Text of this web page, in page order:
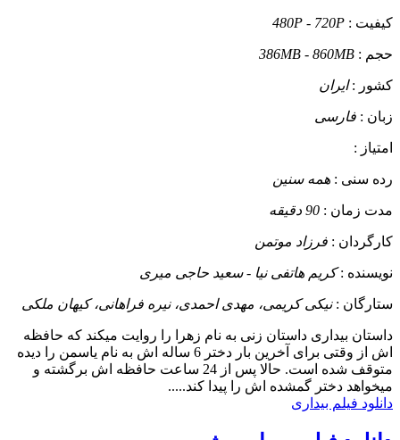
کیفیت : 480P - 720P
حجم : 386MB - 860MB
کشور :ایران
زبان : فارسی
امتیاز :
رده سنی : همه سنین
مدت زمان : 90 دقیقه
کارگردان : فرزاد موتمن
نویسنده :کریم هاتفی نیا - سعید حاجی میری
ستارگان :نیکی کریمی، مهدی احمدی، نیره فراهانی، کیهان ملکی
داستان بیداری داستان زنی به نام زهرا را روایت میکند که حافظه
اش از وقتی برای آخرین بار دختر 6 ساله اش به نام یاسمن را دیده
متوقف شده است. حالا پس از 24 ساعت حافظه اش برگشته و
میخواهد دختر گمشده اش را پیدا کند.....
دانلود فیلم بیداری